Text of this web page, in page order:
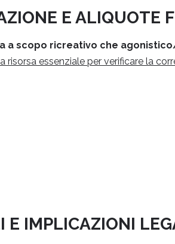
E ALIQUOTE
a scopo ricreativo che
risorsa essenziale per verificare la
E IMPLICAZIONI